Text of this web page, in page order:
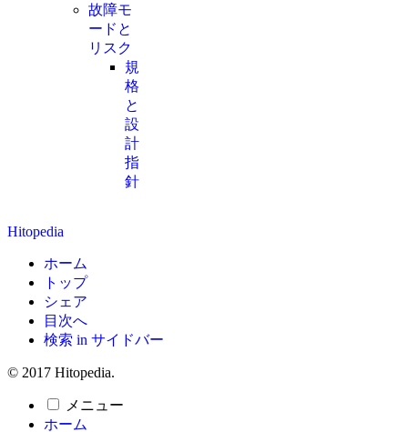
故障モ
ードと
リスク
規
格
と
設
計
指
針
Hitopedia
ホーム
トップ
シェア
目次へ
検索 in サイドバー
© 2017 Hitopedia.
メニュー
ホーム